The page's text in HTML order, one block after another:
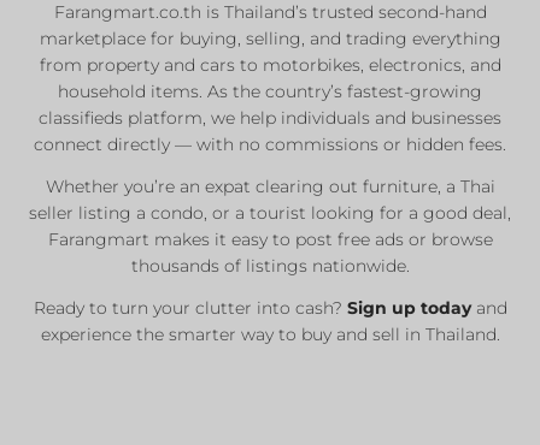
Farangmart.co.th is Thailand’s trusted second-hand
marketplace for buying, selling, and trading everything
from property and cars to motorbikes, electronics, and
household items. As the country’s fastest-growing
classifieds platform, we help individuals and businesses
connect directly — with no commissions or hidden fees.
Whether you’re an expat clearing out furniture, a Thai
seller listing a condo, or a tourist looking for a good deal,
Farangmart makes it easy to post free ads or browse
thousands of listings nationwide.
Ready to turn your clutter into cash? Sign up todayand
experience the smarter way to buy and sell in Thailand.